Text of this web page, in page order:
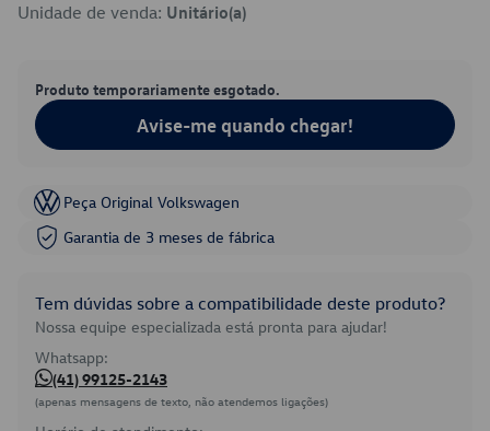
Unidade de venda: Unitário(a)
Produto temporariamente esgotado.
Avise-me quando chegar!
Peça Original Volkswagen
Garantia de 3 meses de fábrica
Tem dúvidas sobre a compatibilidade deste produto?
Nossa equipe especializada está pronta para ajudar!
Whatsapp:
(41) 99125-2143
(apenas mensagens de texto, não atendemos ligações)